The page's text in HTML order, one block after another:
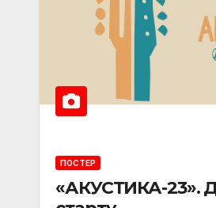
ПОСТЕР
«АКУСТИКА-23».